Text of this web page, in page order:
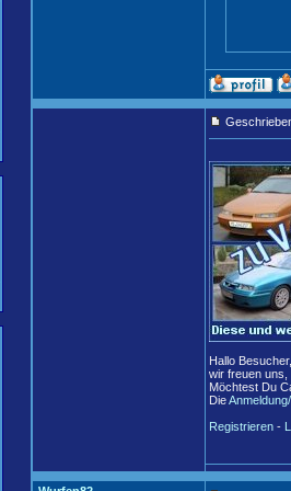
Hallo Besucher,
wir freuen
Möchtest Du
Die
Registrieren -